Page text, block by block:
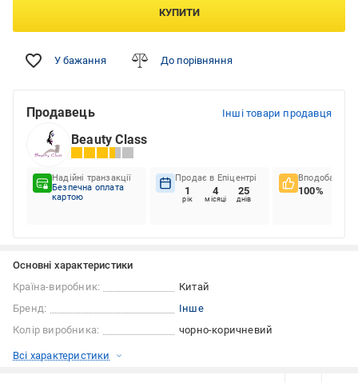
КУПИТИ
У бажання До порівняння
Продавець Інші товари продавця
Beauty Class
Надійні транзакції
Безпечна оплата
картою
Продає в Епіцентрі
1
рік
4
місяці
25
днів
Вподобання
100%
Основні характеристики
Країна-виробник:
Китай
Бренд:
Інше
Колір виробника:
чорно-коричневий
Всі характеристики